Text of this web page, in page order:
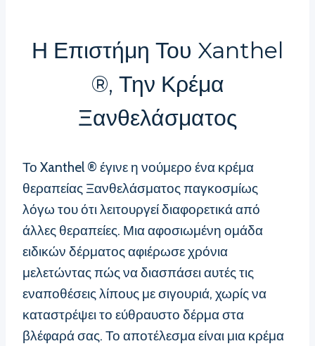
Η Επιστήμη Του Xanthel
®, Την Κρέμα
Ξανθελάσματος
Το Xanthel ® έγινε η νούμερο ένα κρέμα
θεραπείας Ξανθελάσματος παγκοσμίως
λόγω του ότι λειτουργεί διαφορετικά από
άλλες θεραπείες. Μια αφοσιωμένη ομάδα
ειδικών δέρματος αφιέρωσε χρόνια
μελετώντας πώς να διασπάσει αυτές τις
εναποθέσεις λίπους με σιγουριά, χωρίς να
καταστρέψει το εύθραυστο δέρμα στα
βλέφαρά σας. Το αποτέλεσμα είναι μια κρέμα